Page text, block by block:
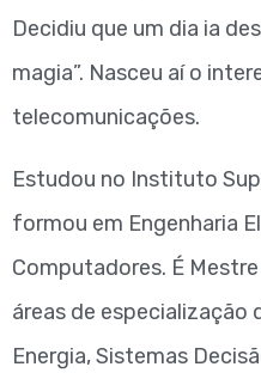
Decidiu que um dia ia
magia”. Nasceu aí o
telecomunicações.
Estudou no Instituto
formou em Engenharia
Computadores. É
áreas de especialização
Energia, Sistemas